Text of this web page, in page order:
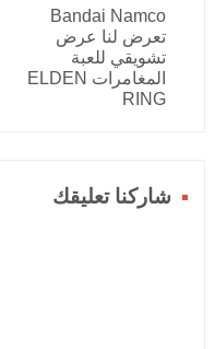
Bandai Namco
تعرض لنا عرض
تشويقي للعبة
المغامرات ELDEN
RING
شاركنا تعليقك